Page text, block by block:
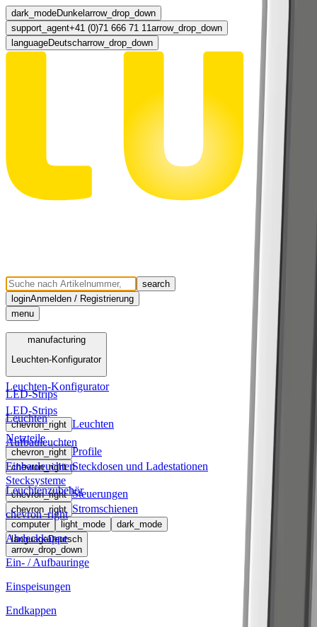
dark_modeDunkel arrow_drop_down
support_agent+41 (0)71 666 71 11arrow_drop_down
languageDeutscharrow_drop_down
search
loginAnmelden / Registrierung
menu
Menü
manufacturing
Leuchten-Konfigurator
LED-Strips
chevron_right Leuchten
Netzteile
chevron_right Profile
chevron_right Steckdosen und Ladestationen
Stecksysteme
chevron_right Steuerungen
chevron_right Stromschienen
computer light_mode
dark_mode
languageDeutsch
arrow_drop_down
manufacturing
Leuchten-Konfigurator
LED-Strips
Leuchten
Aufbauleuchten
Einbauleuchten
Leuchtenzubehör
chevron_right
Abdeckkappe
Ein- / Aufbauringe
Einspeisungen
Endkappen